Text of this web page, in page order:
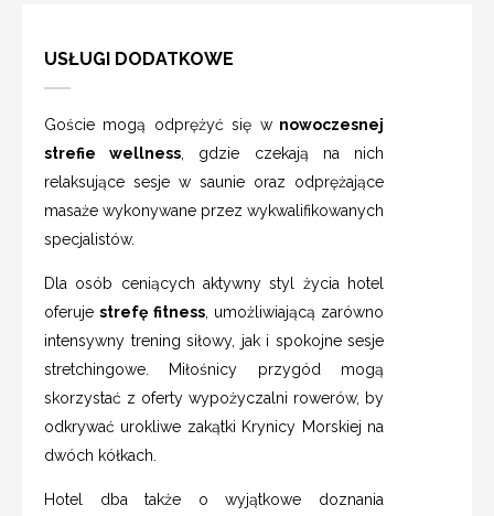
USŁUGI DODATKOWE
Goście mogą odprężyć się wnowoczesnej
strefie wellness, gdzie czekają na nich
relaksujące sesje w saunie oraz odprężające
masaże wykonywane przez wykwalifikowanych
specjalistów.
Dla osób ceniących aktywny styl życia hotel
oferujestrefę fitness, umożliwiającą zarówno
intensywny trening siłowy, jak i spokojne sesje
stretchingowe. Miłośnicy przygód mogą
skorzystać z oferty wypożyczalni rowerów, by
odkrywać urokliwe zakątki Krynicy Morskiej na
dwóch kółkach.
Hotel dba także o wyjątkowe doznania